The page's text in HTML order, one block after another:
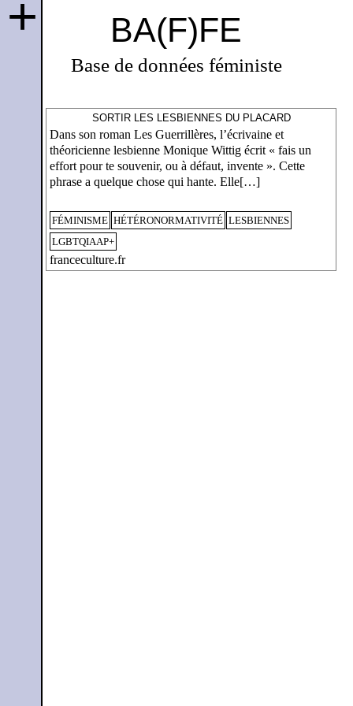
BA(F)FE
Base de données féministe
+
SORTIR LES LESBIENNES DU PLACARD
Dans son roman Les Guerrillères, l’écrivaine et
théoricienne lesbienne Monique Wittig écrit « fais un
effort pour te souvenir, ou à défaut, invente ». Cette
phrase a quelque chose qui hante. Elle[…]
FÉMINISME HÉTÉRONORMATIVITÉ LESBIENNES
LGBTQIAAP+
franceculture.fr